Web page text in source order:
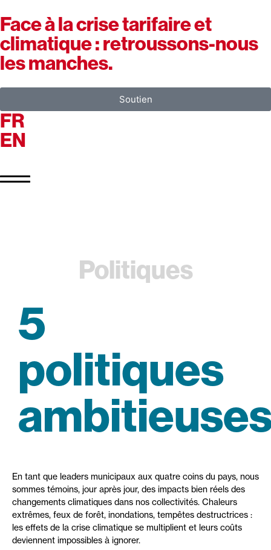
Face à la crise tarifaire et
climatique : retroussons-nous
les manches.
Soutien
FR
EN
Politiques
5
politiques
En tant que leaders municipaux aux quatre coins du pays, nous
sommes témoins, jour après jour, des impacts bien réels des
changements climatiques dans nos collectivités. Chaleurs
extrêmes, feux de forêt, inondations, tempêtes destructrices :
les effets de la crise climatique se multiplient et leurs coûts
deviennent impossibles à ignorer.